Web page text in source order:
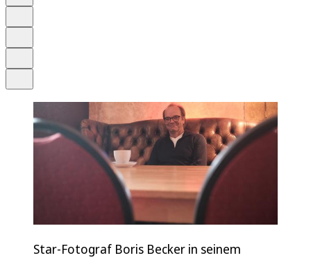
Star-Fotograf Boris Becker in seinem